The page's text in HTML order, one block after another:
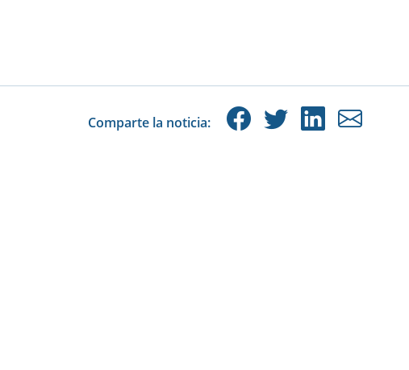
Comparte la noticia: